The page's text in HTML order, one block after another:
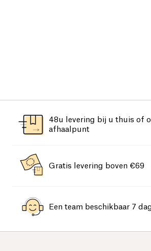
48u levering bij u thuis of
afhaalpunt
Gratis levering boven €69
Een team beschikbaar 7